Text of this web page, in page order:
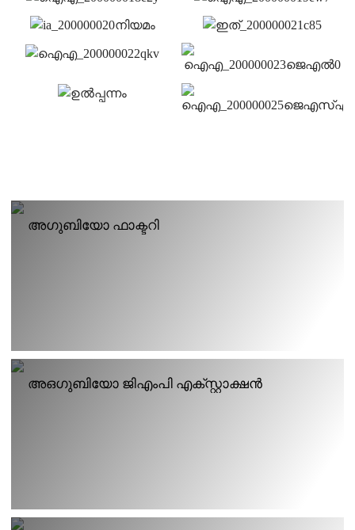
അഗുബിയോ ഫാക്ടറി
അഒഗുബിയോ ജിഎംപി എക്സ്റ്റാക്ഷൻ